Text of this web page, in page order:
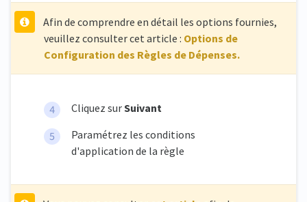
Afin de comprendre en détail les options fournies,
veuillez consulter cet article : Options de
Configuration des Règles de Dépenses.
Cliquez surSuivant
Paramétrez les conditions
d'application de la règle